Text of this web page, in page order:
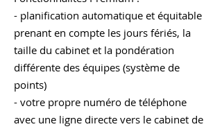
- planification automatique et équitable
prenant en compte les jours fériés, la
taille du cabinet et la pondération
différente des équipes (système de
points)
- votre propre numéro de téléphone
avec une ligne directe vers le cabinet de